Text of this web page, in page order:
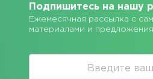
Подпишитесь на нашу
Ежемесячная рассылка с
материалами и